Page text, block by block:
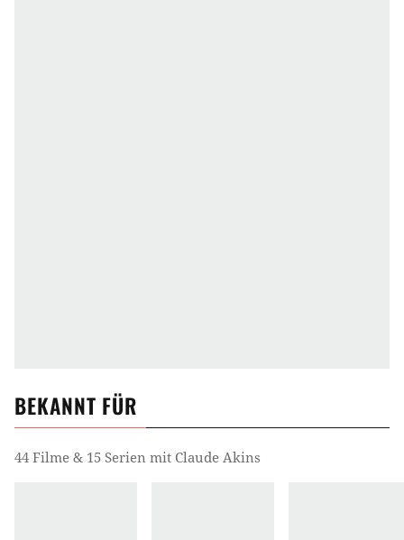
BEKANNT FÜR
44 Filme & 15 Serien mit Claude Akins